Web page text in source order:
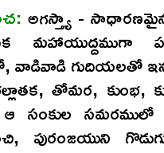
అగస్త్యా -
మహాయుద్దముగా
గుదియలతో
తోమర,
సంకుల
పురంజయుని